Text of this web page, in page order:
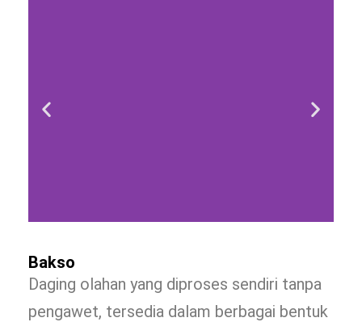
Bakso
Daging olahan yang diproses sendiri tanpa
pengawet, tersedia dalam berbagai bentuk